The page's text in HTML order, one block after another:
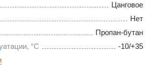
Цанговое
Нет
Пропан-бутан
°С
-10/+35